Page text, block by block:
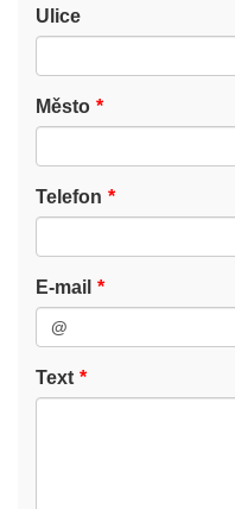
Ulice
Město
Telefon
E-mail
Text